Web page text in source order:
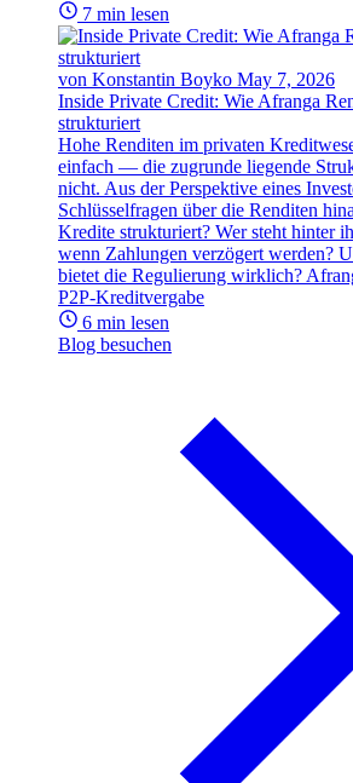
7 min lesen
von Konstantin Boyko May 7, 2026
Inside Private Credit: Wie Afranga
strukturiert
Hohe Renditen im privaten
einfach — die zugrunde liegende
nicht. Aus der Perspektive eines
Schlüsselfragen über die Renditen
Kredite strukturiert? Wer steht hinter
wenn Zahlungen verzögert werden?
bietet die Regulierung wirklich?
P2P-Kreditvergabe
6 min lesen
Blog besuchen